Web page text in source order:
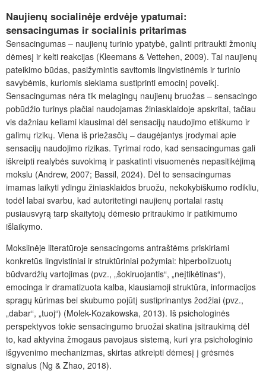
Naujienų socialinėje erdvėje ypatumai:
sensacingumas ir socialinis pritarimas
Sensacingumas – naujienų turinio ypatybė, galinti pritraukti žmonių
dėmesį ir kelti reakcijas (Kleemans & Vettehen, 2009). Tai naujienų
pateikimo būdas, pasižymintis savitomis lingvistinėmis ir turinio
savybėmis, kuriomis siekiama sustiprinti emocinį poveikį.
Sensacingumas nėra tik melagingų naujienų bruožas – sensacingo
pobūdžio turinys plačiai naudojamas žiniasklaidoje apskritai, tačiau
vis dažniau keliami klausimai dėl sensacijų naudojimo etiškumo ir
galimų rizikų. Viena iš priežasčių – daugėjantys įrodymai apie
sensacijų naudojimo rizikas. Tyrimai rodo, kad sensacingumas gali
iškreipti realybės suvokimą ir paskatinti visuomenės nepasitikėjimą
mokslu (Andrew, 2007; Bassil, 2024). Dėl to sensacingumas
imamas laikyti ydingu žiniasklaidos bruožu, nekokybiškumo rodikliu,
todėl labai svarbu, kad autoritetingi naujienų portalai rastų
pusiausvyrą tarp skaitytojų dėmesio pritraukimo ir patikimumo
išlaikymo.
Mokslinėje literatūroje sensacingoms antraštėms priskiriami
konkretūs lingvistiniai ir struktūriniai požymiai: hiperbolizuotų
būdvardžių vartojimas (pvz., „šokiruojantis“, „neįtikėtinas“),
emocinga ir dramatizuota kalba, klausiamoji struktūra, informacijos
spragų kūrimas bei skubumo pojūtį sustiprinantys žodžiai (pvz.,
„dabar“, „tuoj“) (Molek-Kozakowska, 2013). Iš psichologinės
perspektyvos tokie sensacingumo bruožai skatina įsitraukimą dėl
to, kad aktyvina žmogaus pavojaus sistemą, kuri yra psichologinio
išgyvenimo mechanizmas, skirtas atkreipti dėmesį į grėsmės
signalus (Ng & Zhao, 2018).